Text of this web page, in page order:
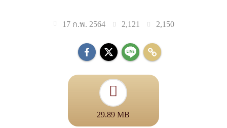
17 ก.พ. 2564 2,121 2,150
29.89 MB